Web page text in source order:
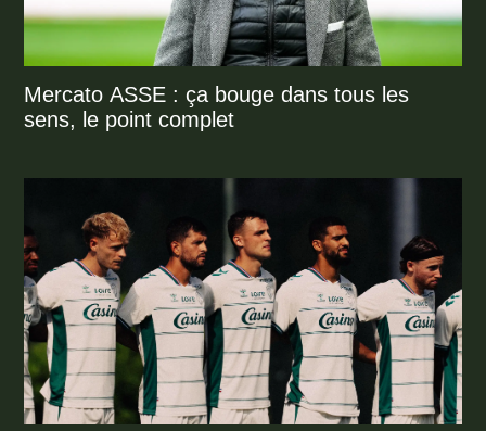
Mercato ASSE : ça bouge dans tous les
sens, le point complet